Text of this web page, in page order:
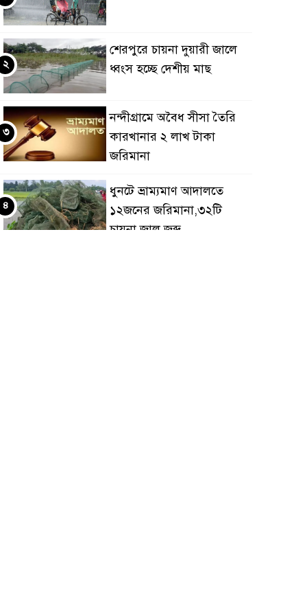
শেরপুরে চায়না দুয়ারী জালে
ধ্বংস হচ্ছে দেশীয় মাছ
২
নন্দীগ্রামে অবৈধ সীসা তৈরি
কারখানার ২ লাখ টাকা
জরিমানা
৩
ধুনটে ভ্রাম্যমাণ আদালতে
১২জনের জরিমানা,৩২টি
চায়না জাল জব্দ
৪